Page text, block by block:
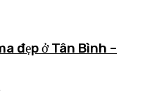
đẹp ở Tân Bình –